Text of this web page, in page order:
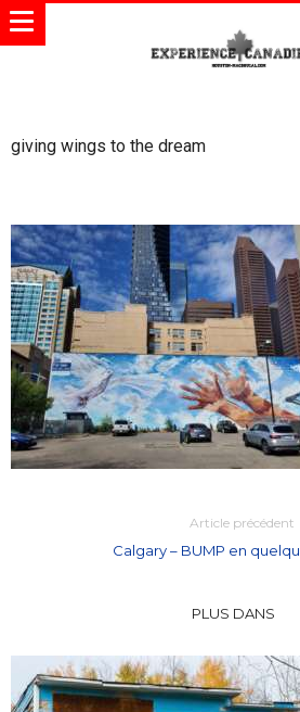
giving wings to the dream
Article précédent
Calgary – BUMP en
PLUS DANS